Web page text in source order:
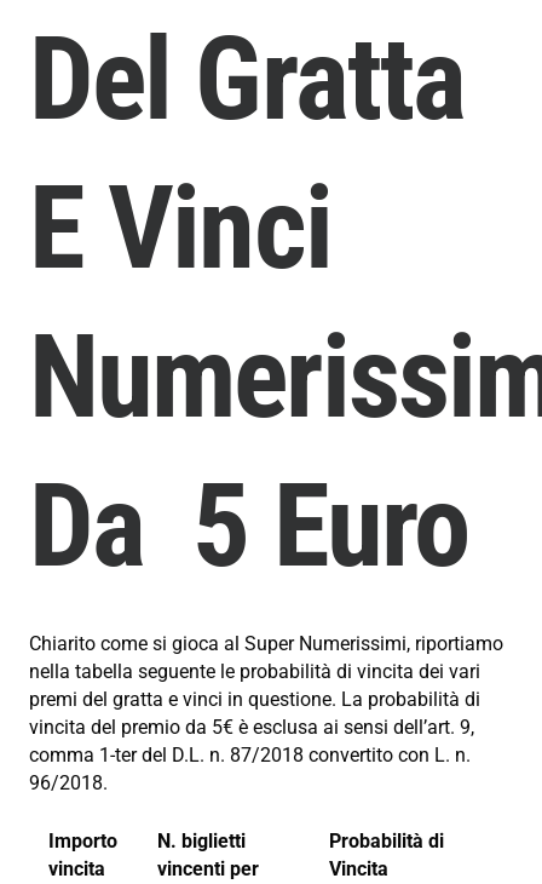
Del Gratta
E Vinci
Da 5 Euro
Chiarito come si gioca al Super Numerissimi, riportiamo
nella tabella seguente le probabilità di vincita dei vari
premi del gratta e vinci in questione. La probabilità di
vincita del premio da 5€ è esclusa ai sensi dell’art. 9,
comma 1-ter del D.L. n. 87/2018 convertito con L. n.
96/2018.
Importo
vincita
N. biglietti
vincenti per
Probabilità di
Vincita